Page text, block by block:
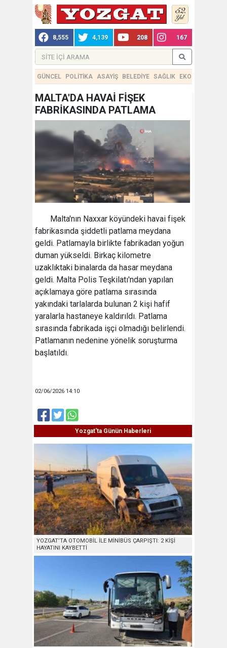
8,555 4,139 208 167
GÜNCEL POLİTİKA ASAYİŞ BELEDİYE SAĞLIK EKONOMİ
MALTA'DA HAVAİ FİŞEK
FABRİKASINDA PATLAMA
Malta'nın Naxxar köyündeki havai fişek
fabrikasında şiddetli patlama meydana
geldi. Patlamayla birlikte fabrikadan yoğun
duman yükseldi. Birkaç kilometre
uzaklıktaki binalarda da hasar meydana
geldi. Malta Polis Teşkilatı'ndan yapılan
açıklamaya göre patlama sırasında
yakındaki tarlalarda bulunan 2 kişi hafif
yaralarla hastaneye kaldırıldı. Patlama
sırasında fabrikada işçi olmadığı belirlendi.
Patlamanın nedenine yönelik soruşturma
başlatıldı.
02/06/2026 14:10
Yozgat'ta Günün Haberleri
YOZGAT’TA OTOMOBİL İLE MİNİBÜS ÇARPIŞTI: 2 KİŞİ
HAYATINI KAYBETTİ